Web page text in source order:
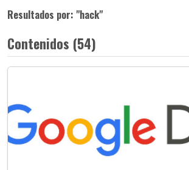
Resultados por: "hack"
Contenidos (54)